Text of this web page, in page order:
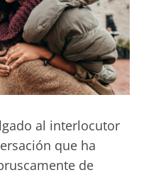
al interlocutor
que ha
de